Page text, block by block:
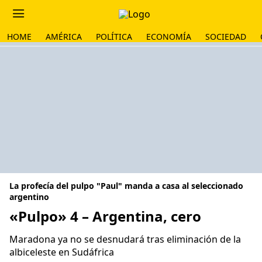
HOME AMÉRICA POLÍTICA ECONOMÍA SOCIEDAD
La profecía del pulpo "Paul" manda a casa al seleccionado
argentino
«Pulpo» 4 – Argentina, cero
Maradona ya no se desnudará tras eliminación de la
albiceleste en Sudáfrica